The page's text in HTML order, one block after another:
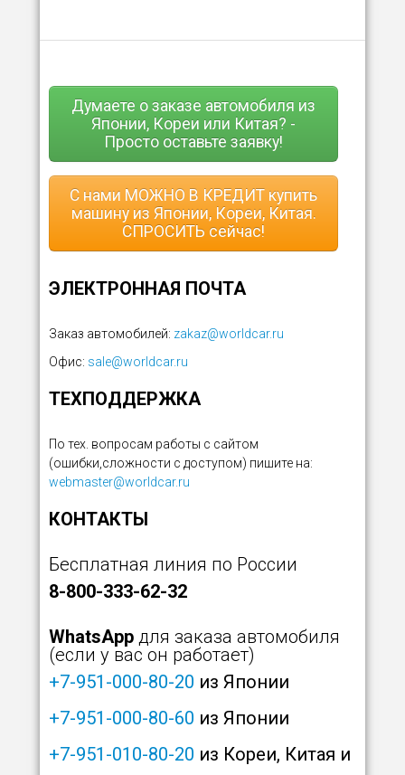
Думаете о заказе автомобиля из
Японии, Кореи или Китая? -
Просто оставьте заявку!
С нами МОЖНО В КРЕДИТ купить
машину из Японии, Кореи, Китая.
СПРОСИТЬ сейчас!
ЭЛЕКТРОННАЯ ПОЧТА
Заказ автомобилей: zakaz@worldcar.ru
Офис: sale@worldcar.ru
ТЕХПОДДЕРЖКА
По тех. вопросам работы с сайтом
(ошибки,сложности с доступом) пишите на:
webmaster@worldcar.ru
КОНТАКТЫ
Бесплатная линия по России
8-800-333-62-32
WhatsApp для заказа автомобиля
(если у вас он работает)
+7-951-000-80-20 из Японии
+7-951-000-80-60 из Японии
+7-951-010-80-20 из Кореи, Китая и